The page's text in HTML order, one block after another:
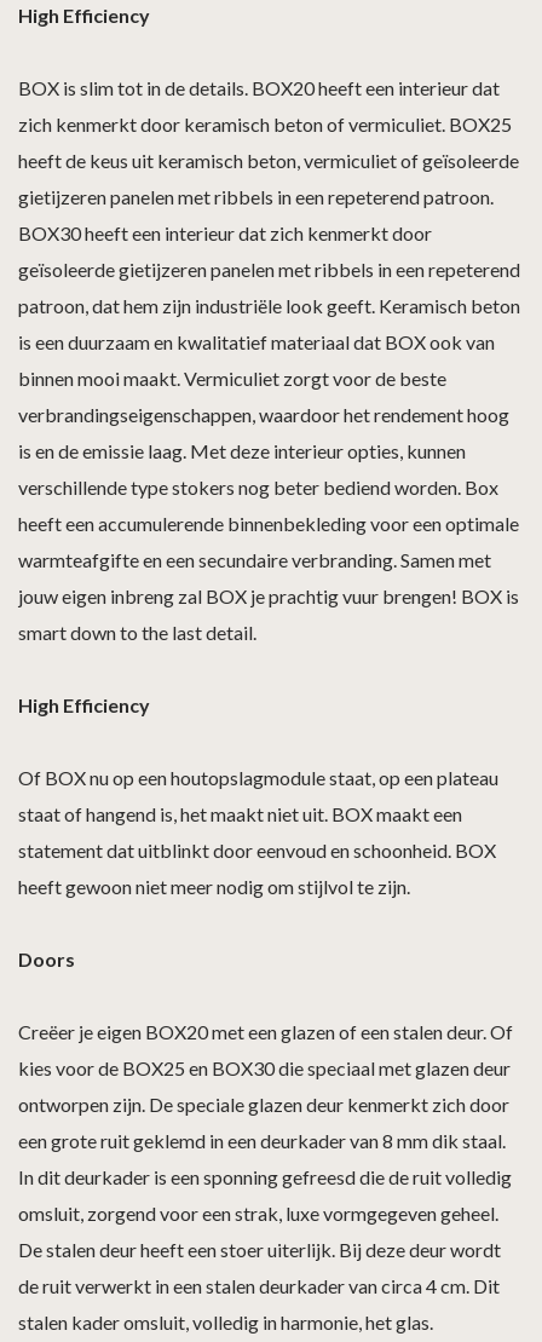
High Efficiency
BOX is slim tot in de details. BOX20 heeft een interieur dat
zich kenmerkt door keramisch beton of vermiculiet. BOX25
heeft de keus uit keramisch beton, vermiculiet of geïsoleerde
gietijzeren panelen met ribbels in een repeterend patroon.
BOX30 heeft een interieur dat zich kenmerkt door
geïsoleerde gietijzeren panelen met ribbels in een repeterend
patroon, dat hem zijn industriële look geeft. Keramisch beton
is een duurzaam en kwalitatief materiaal dat BOX ook van
binnen mooi maakt. Vermiculiet zorgt voor de beste
verbrandingseigenschappen, waardoor het rendement hoog
is en de emissie laag. Met deze interieur opties, kunnen
verschillende type stokers nog beter bediend worden. Box
heeft een accumulerende binnenbekleding voor een optimale
warmteafgifte en een secundaire verbranding. Samen met
jouw eigen inbreng zal BOX je prachtig vuur brengen! BOX is
smart down to the last detail.
High Efficiency
Of BOX nu op een houtopslagmodule staat, op een plateau
staat of hangend is, het maakt niet uit. BOX maakt een
statement dat uitblinkt door eenvoud en schoonheid. BOX
heeft gewoon niet meer nodig om stijlvol te zijn.
Doors
Creëer je eigen BOX20 met een glazen of een stalen deur. Of
kies voor de BOX25 en BOX30 die speciaal met glazen deur
ontworpen zijn. De speciale glazen deur kenmerkt zich door
een grote ruit geklemd in een deurkader van 8 mm dik staal.
In dit deurkader is een sponning gefreesd die de ruit volledig
omsluit, zorgend voor een strak, luxe vormgegeven geheel.
De stalen deur heeft een stoer uiterlijk. Bij deze deur wordt
de ruit verwerkt in een stalen deurkader van circa 4 cm. Dit
stalen kader omsluit, volledig in harmonie, het glas.